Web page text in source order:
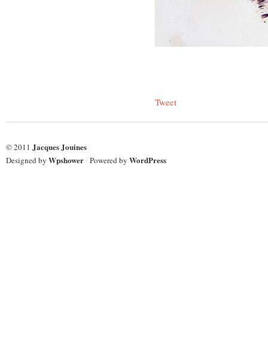
Tweet
© 2011 Jacques Jouines
Designed by Wpshower/ Powered by WordPress